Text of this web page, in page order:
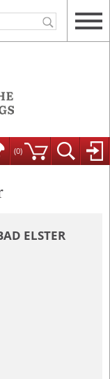
(0)
ELSTER